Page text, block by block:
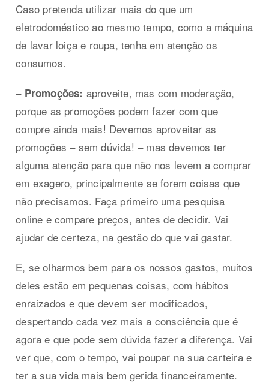
Caso pretenda utilizar mais do que um
eletrodoméstico ao mesmo tempo, como a máquina
de lavar loiça e roupa, tenha em atenção os
consumos.
– Promoções: aproveite, mas com moderação,
porque as promoções podem fazer com que
compre ainda mais! Devemos aproveitar as
promoções – sem dúvida! – mas devemos ter
alguma atenção para que não nos levem a comprar
em exagero, principalmente se forem coisas que
não precisamos. Faça primeiro uma pesquisa
online e compare preços, antes de decidir. Vai
ajudar de certeza, na gestão do que vai gastar.
E, se olharmos bem para os nossos gastos, muitos
deles estão em pequenas coisas, com hábitos
enraizados e que devem ser modificados,
despertando cada vez mais a consciência que é
agora e que pode sem dúvida fazer a diferença. Vai
ver que, com o tempo, vai poupar na sua carteira e
ter a sua vida mais bem gerida financeiramente.